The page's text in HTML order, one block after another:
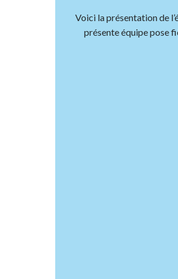
Voici la présentation de
présente équipe pose